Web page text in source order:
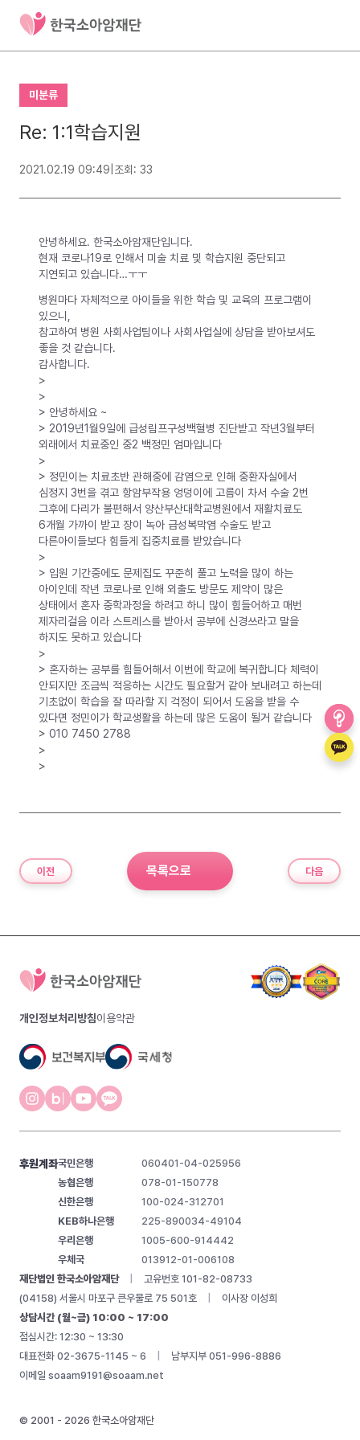
미분류
Re: 1:1학습지원
2021.02.19 09:49 조회: 33
안녕하세요. 한국소아암재단입니다.
현재 코로나19로 인해서 미술 치료 및 학습지원 중단되고
지연되고 있습니다…ㅜㅜ
병원마다 자체적으로 아이들을 위한 학습 및 교육의 프로그램이
있으니,
참고하여 병원 사회사업팀이나 사회사업실에 상담을 받아보셔도
좋을 것 같습니다.
감사합니다.
>
>
> 안녕하세요 ~
> 2019년1월9일에 급성림프구성백혈병 진단받고 작년3월부터
외래에서 치료중인 중2 백정민 엄마입니다
>
> 정민이는 치료초반 관해중에 감염으로 인해 중환자실에서
심정지 3번을 겪고 항암부작용 엉덩이에 고름이 차서 수술 2번
그후에 다리가 불편해서 양산부산대학교병원에서 재활치료도
6개월 가까이 받고 장이 녹아 급성복막염 수술도 받고
다른아이들보다 힘들게 집중치료를 받았습니다
>
> 입원 기간중에도 문제집도 꾸준히 풀고 노력을 많이 하는
아이인데 작년 코로나로 인해 외출도 방문도 제약이 많은
상태에서 혼자 중학과정을 하려고 하니 많이 힘들어하고 매번
제자리걸음 이라 스트레스를 받아서 공부에 신경쓰라고 말을
하지도 못하고 있습니다
>
> 혼자하는 공부를 힘들어해서 이번에 학교에 복귀합니다 체력이
안되지만 조금씩 적응하는 시간도 필요할거 같아 보내려고 하는데
기초없이 학습을 잘 따라할 지 걱정이 되어서 도움을 받을 수
있다면 정민이가 학교생활을 하는데 많은 도움이 될거 같습니다
> 010 7450 2788
>
>
이전 목록으로 다음
개인정보처리방침이용약관
재단법인 한국소아암재단
고유번호 101-82-08733
(04158) 서울시 마포구 큰우물로 75 501호
이사장 이성희
상담시간 (월~금) 10:00 ~ 17:00
점심시간: 12:30 ~ 13:30
대표전화 02-3675-1145 ~ 6
남부지부 051-996-8886
이메일 soaam9191@soaam.net
© 2001 - 2026 한국소아암재단
후원계좌국민은행
060401-04-025956
농협은행
078-01-150778
신한은행
100-024-312701
KEB하나은행
225-890034-49104
우리은행
1005-600-914442
우체국
013912-01-006108